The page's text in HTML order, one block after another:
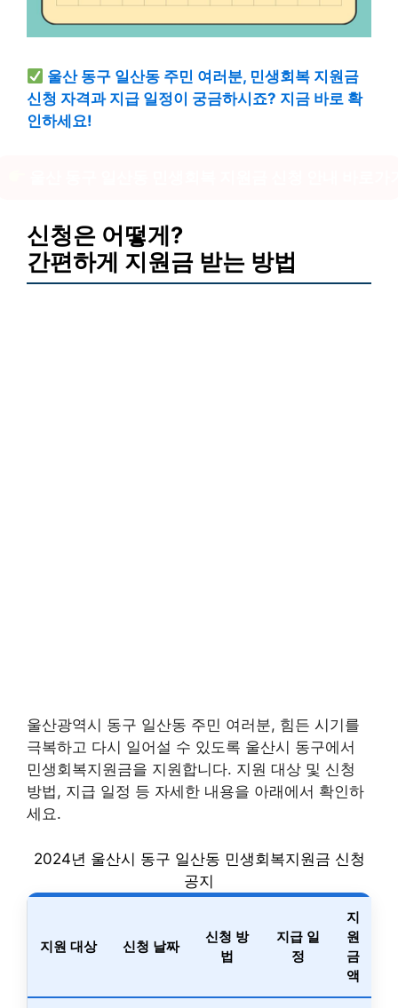
울산 동구 일산동 주민 여러분, 민생회복 지원금
신청 자격과 지급 일정이 궁금하시죠? 지금 바로 확
인하세요!
신청은 어떻게?
간편하게 지원금 받는 방법
울산광역시 동구 일산동 주민 여러분, 힘든 시기를
극복하고 다시 일어설 수 있도록 울산시 동구에서
민생회복지원금을 지원합니다. 지원 대상 및 신청
방법, 지급 일정 등 자세한 내용을 아래에서 확인하
세요.
2024년 울산시 동구 일산동 민생회복지원금 신청
공지
지원 대상 신청 날짜
신청 방
법
지급 일
정
지
원
금
액